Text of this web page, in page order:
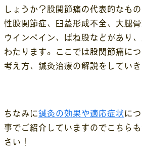
しょうか？股関節痛の代表的なも
性股関節症、臼蓋形成不全、大腿
ウインペイン、ばね股などがあり
わたります。ここでは股関節痛に
考え方、鍼灸治療の解説をしていき
ちなみに鍼灸の効果や適応症状に
事でご紹介していますのでこちら
さい！